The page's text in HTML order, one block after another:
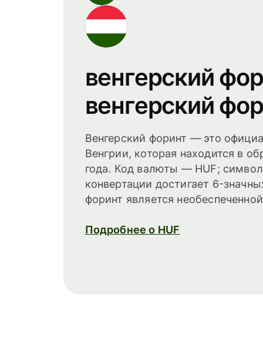
венгерский
венгерский
Венгерский форинт — это
Венгрии, которая находится в
года. Код валюты — HUF;
конвертации достигает 6-
форинт является
Подробнее о HUF